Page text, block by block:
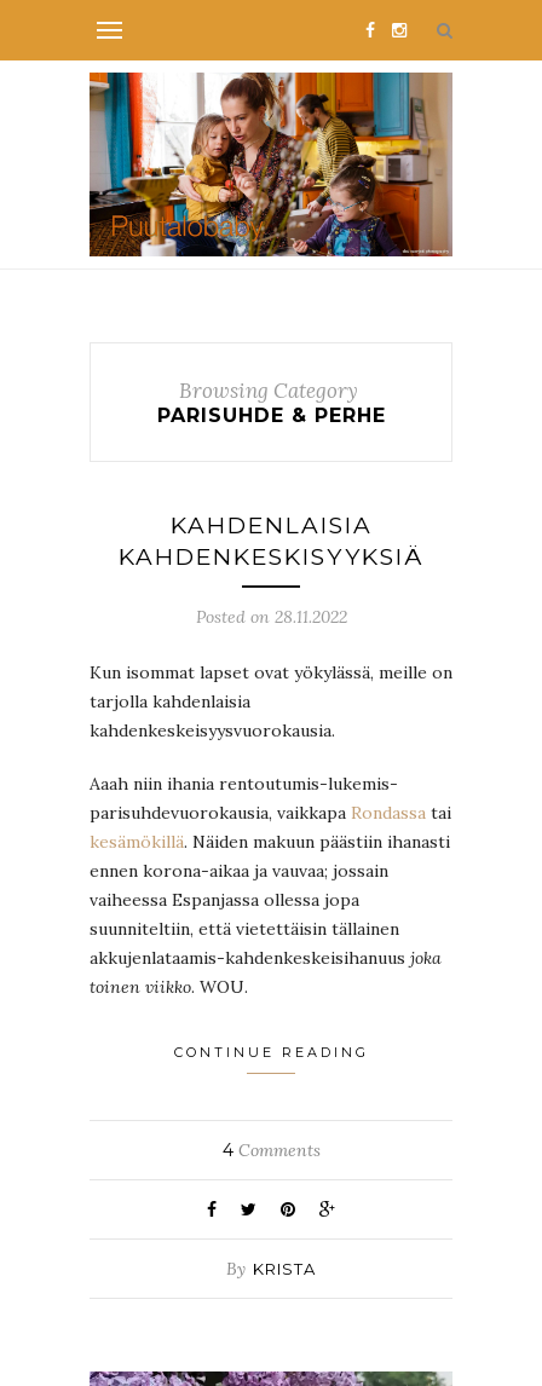
Browsing Category
PARISUHDE & PERHE
KAHDENLAISIA
KAHDENKESKISYYKSIÄ
Posted on 28.11.2022
Kun isommat lapset ovat yökylässä, meille on
tarjolla kahdenlaisia
kahdenkeskeisyysvuorokausia.
Aaah niin ihania rentoutumis-lukemis-
parisuhdevuorokausia, vaikkapa Rondassa tai
kesämökillä. Näiden makuun päästiin ihanasti
ennen korona-aikaa ja vauvaa; jossain
vaiheessa Espanjassa ollessa jopa
suunniteltiin, että vietettäisin tällainen
akkujenlataamis-kahdenkeskeisihanuus joka
toinen viikko. WOU.
CONTINUE READING
4Comments
By KRISTA